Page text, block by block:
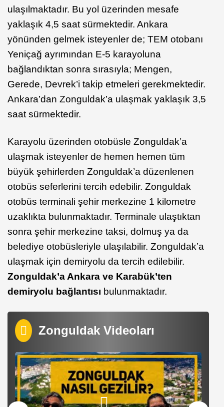
ulaşılmaktadır. Bu yol üzerinden mesafe
yaklaşık 4,5 saat sürmektedir. Ankara
yönünden gelmek isteyenler de; TEM otobanı
Yeniçağ ayrımından E-5 karayoluna
bağlandıktan sonra sırasıyla; Mengen,
Gerede, Devrek’i takip etmeleri gerekmektedir.
Ankara’dan Zonguldak’a ulaşmak yaklaşık 3,5
saat sürmektedir.
Karayolu üzerinden otobüsle Zonguldak’a
ulaşmak isteyenler de hemen hemen tüm
büyük şehirlerden Zonguldak’a düzenlenen
otobüs seferlerini tercih edebilir. Zonguldak
otobüs terminali şehir merkezine 1 kilometre
uzaklıkta bulunmaktadır. Terminale ulaştıktan
sonra şehir merkezine taksi, dolmuş ya da
belediye otobüsleriyle ulaşılabilir. Zonguldak’a
ulaşmak için demiryolu da tercih edilebilir.
Zonguldak’a Ankara ve Karabük’ten
demiryolu bağlantısı bulunmaktadır.
Zonguldak Videoları